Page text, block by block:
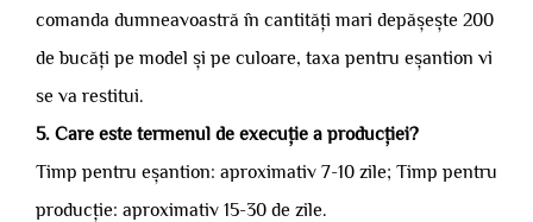
comanda dumneavoastră în cantități mari depășește 200
de bucăți pe model și pe culoare, taxa pentru eșantion vi
se va restitui.
5. Care este termenul de execuție a producției?
Timp pentru eșantion: aproximativ 7-10 zile; Timp pentru
producție: aproximativ 15-30 de zile.